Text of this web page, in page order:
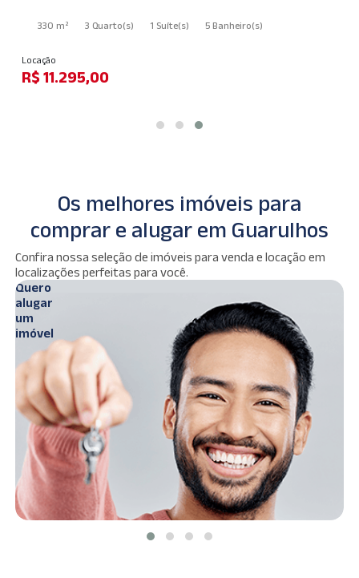
330 m² 3 Quarto(s) 1 Suíte(s) 5 Banheiro(s)
Locação
R$ 11.295,00
Os melhores imóveis para
comprar e alugar em Guarulhos
Confira nossa seleção de imóveis para venda e locação em
localizações perfeitas para você.
Quero
alugar
um
imóvel
imóveis